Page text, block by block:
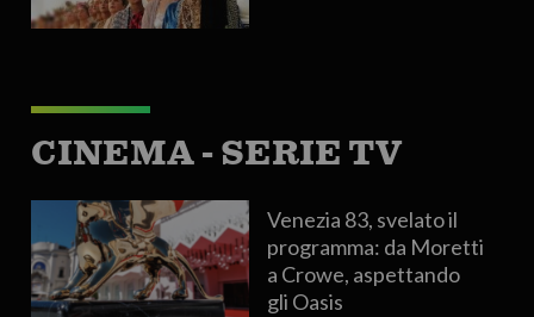
CINEMA - SERIE TV
Venezia 83, svelato il
programma: da Moretti
a Crowe, aspettando
gli Oasis